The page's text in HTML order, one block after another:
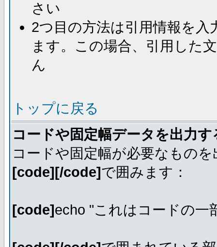
さい
2つ目の方法は引用情報を入
ます。この場合、引用した
ん
トップに戻る
コードや固定幅データを出力す
コードや固定幅が必要なもの
[code][/code]で囲みます：
[code]echo "これはコードの一